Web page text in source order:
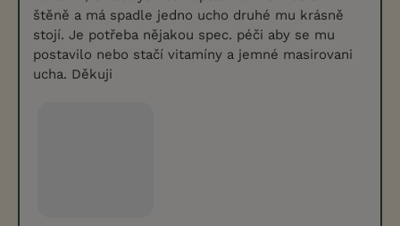
štěně a má spadle jedno ucho druhé mu krásně
stojí. Je potřeba nějakou spec. péči aby se mu
postavilo nebo stačí vitamíny a jemné masirovani
ucha. Děkuji